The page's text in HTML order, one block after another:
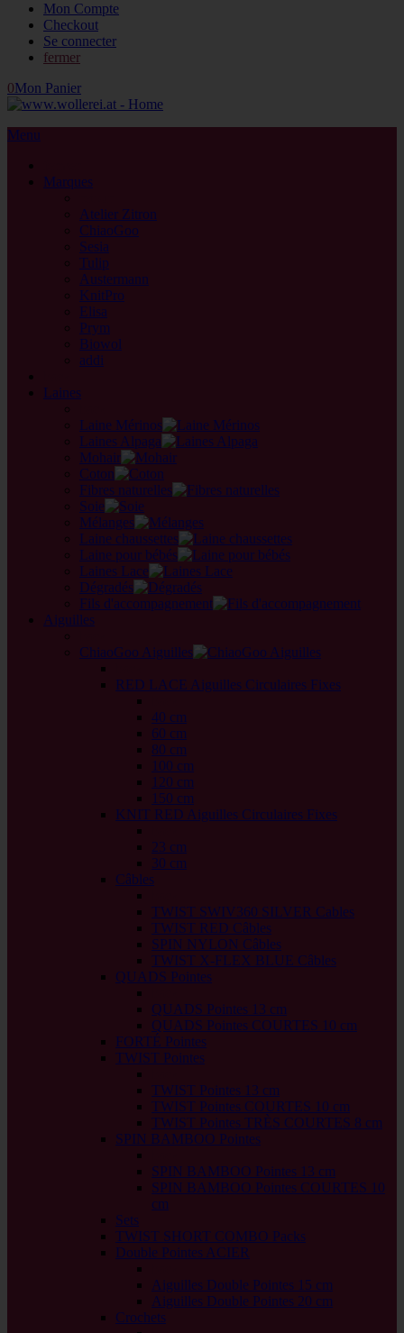
Mon Compte
Checkout
Se connecter
fermer
0Mon Panier
Menu
Marques
Atelier Zitron
ChiaoGoo
Sesia
Tulip
Austermann
KnitPro
Elisa
Prym
Biowol
addi
Laines
Laine Mérinos
Laines Alpaga
Mohair
Coton
Fibres naturelles
Soie
Mélanges
Laine chaussettes
Laine pour bébés
Laines Lace
Dégradés
Fils d'accompagnement
Aiguilles
ChiaoGoo Aiguilles
RED LACE Aiguilles Circulaires Fixes
40 cm
60 cm
80 cm
100 cm
120 cm
150 cm
KNIT RED Aiguilles Circulaires Fixes
23 cm
30 cm
Câbles
TWIST SWIV360 SILVER Cables
TWIST RED Câbles
SPIN NYLON Câbles
TWIST X-FLEX BLUE Câbles
QUADS Pointes
QUADS Pointes 13 cm
QUADS Pointes COURTES 10 cm
FORTÉ Pointes
TWIST Pointes
TWIST Pointes 13 cm
TWIST Pointes COURTES 10 cm
TWIST Pointes TRÈS COURTES 8 cm
SPIN BAMBOO Pointes
SPIN BAMBOO Pointes 13 cm
SPIN BAMBOO Pointes COURTES 10
cm
Sets
TWIST SHORT COMBO Packs
Double Pointes ACIER
Aiguilles Double Pointes 15 cm
Aiguilles Double Pointes 20 cm
Crochets